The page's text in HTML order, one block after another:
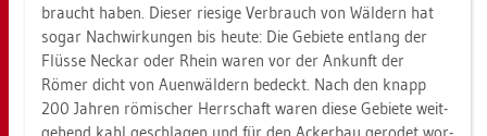
braucht haben. Die­ser rie­si­ge Ver­brauch von Wäl­dern hat
sogar Nach­wir­kun­gen bis heute: Die Ge­bie­te ent­lang der
Flüs­se Ne­ckar oder Rhein waren vor der An­kunft der
Römer dicht von Au­en­wäl­dern be­deckt. Nach den knapp
200 Jah­ren rö­mi­scher Herr­schaft waren diese Ge­bie­te weit­